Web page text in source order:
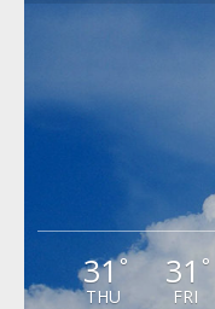
31°
THU
31 °
FRI